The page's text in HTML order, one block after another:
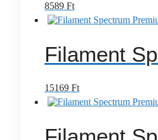
8589 Ft
Filament
15169 Ft